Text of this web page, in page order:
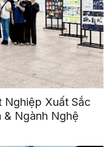
Nghiệp Xuất Sắc
Ngành Nghệ